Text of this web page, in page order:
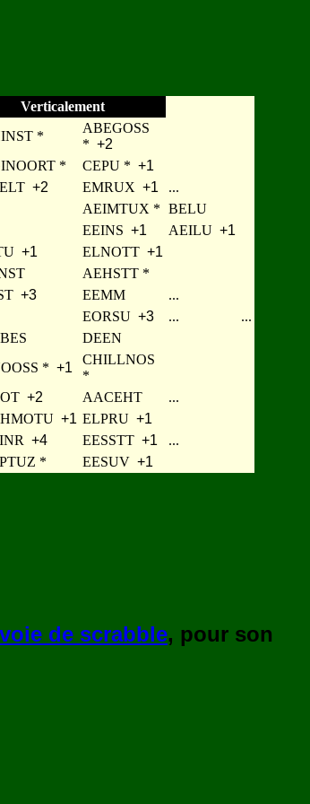
Verticalement
*
ABEGOSS
* +2
* CEPU * +1
+2 EMRUX +1 ...
AEIMTUX * BELU
EEINS +1 AEILU +1
+1 ELNOTT +1
AEHSTT *
+3 EEMM ...
EORSU +3 ... ...
DEEN
* +1
CHILLNOS
*
+2 AACEHT ...
+1 ELPRU +1
+4 EESSTT +1 ...
* EESUV +1
de scrabble, pour son